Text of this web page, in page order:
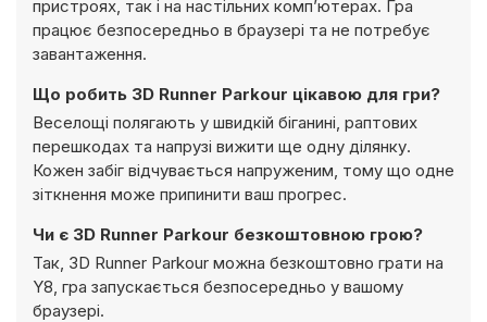
пристроях, так і на настільних комп’ютерах. Гра
працює безпосередньо в браузері та не потребує
завантаження.
Що робить 3D Runner Parkour цікавою для гри?
Веселощі полягають у швидкій біганині, раптових
перешкодах та напрузі вижити ще одну ділянку.
Кожен забіг відчувається напруженим, тому що одне
зіткнення може припинити ваш прогрес.
Чи є 3D Runner Parkour безкоштовною грою?
Так, 3D Runner Parkour можна безкоштовно грати на
Y8, гра запускається безпосередньо у вашому
браузері.